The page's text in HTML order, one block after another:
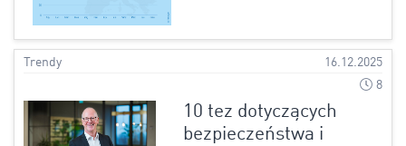
Trendy
16.12.2025
8
10 tez dotyczących
bezpieczeństwa i